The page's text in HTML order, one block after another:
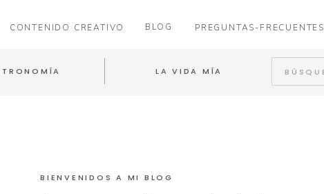
CONTENIDO CREATIVO BLOG PREGUNTAS-FRECUENTES
LA VIDA MÍA
Search
BIENVENIDOS A MI BLOG